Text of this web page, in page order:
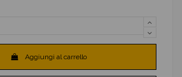
Aggiungi al carrello